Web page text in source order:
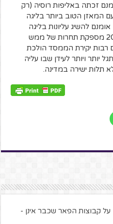
זכתה באליפות רוסיה (רק
המאזן הטוב ביותר בליגה
התקשה אומנם להשיג עליונות בליגה
הרוסית המתחדשת, שמאז 2008 מספקת תחרות של ממש
רבות יקירת הממסד הולכת
ויותר לעידן שבו עליה
ישירה במדינה.
על קבוצות הפאר שכבר אינן -